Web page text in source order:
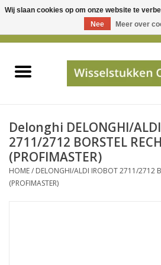
Gebruik
de
pijltjes
op
en
neer
PRIJSAANVRAAG
JUISTE GEGEVENS
SHOP
Delonghi DELONGHI/
2711/2712 BORSTEL
(PROFIMASTER)
HOME/ DELONGHI/ALDI IROBOT 2711/2712
(PROFIMASTER)
Wij slaan cookies op om onze website te
Nee
Meer over